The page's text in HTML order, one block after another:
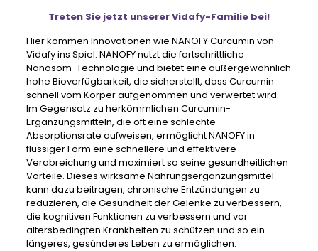
Treten Sie jetzt unserer Vidafy-Familie bei!
Hier kommen Innovationen wie NANOFY Curcumin von
Vidafy ins Spiel. NANOFY nutzt die fortschrittliche
Nanosom-Technologie und bietet eine außergewöhnlich
hohe Bioverfügbarkeit, die sicherstellt, dass Curcumin
schnell vom Körper aufgenommen und verwertet wird.
Im Gegensatz zu herkömmlichen Curcumin-
Ergänzungsmitteln, die oft eine schlechte
Absorptionsrate aufweisen, ermöglicht NANOFY in
flüssiger Form eine schnellere und effektivere
Verabreichung und maximiert so seine gesundheitlichen
Vorteile. Dieses wirksame Nahrungsergänzungsmittel
kann dazu beitragen, chronische Entzündungen zu
reduzieren, die Gesundheit der Gelenke zu verbessern,
die kognitiven Funktionen zu verbessern und vor
altersbedingten Krankheiten zu schützen und so ein
längeres, gesünderes Leben zu ermöglichen.